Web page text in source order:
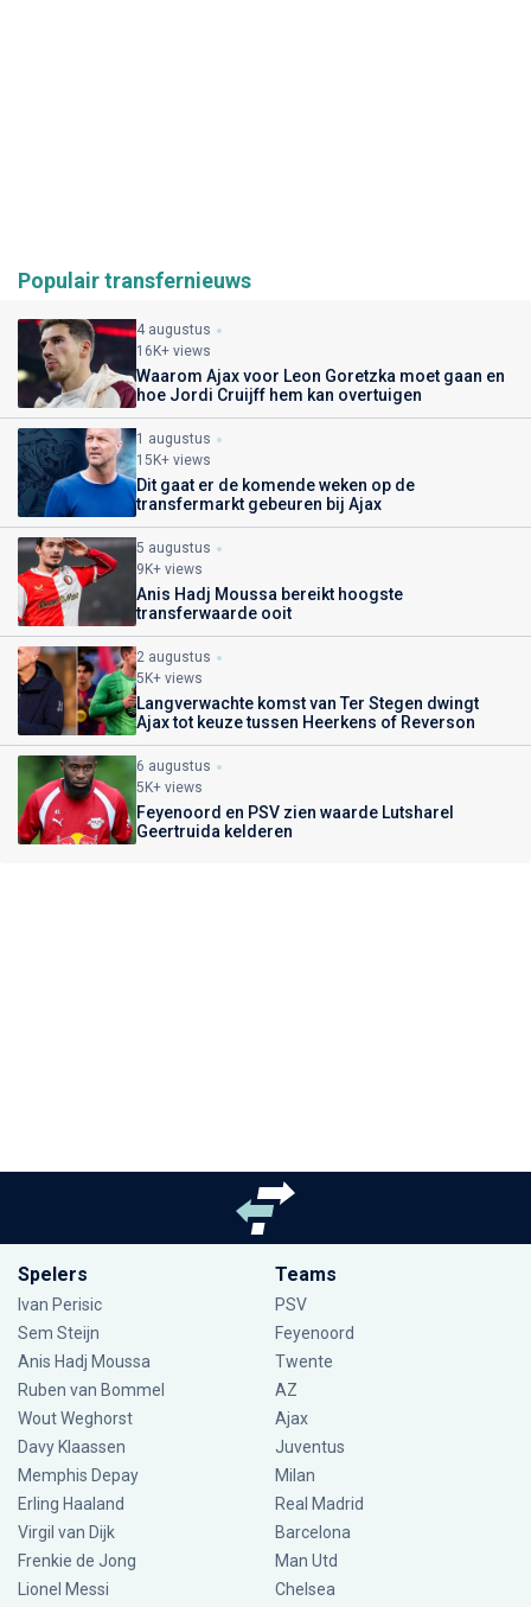
Populair transfernieuws
4 augustus
16K+ views
Waarom Ajax voor Leon Goretzka moet gaan en
hoe Jordi Cruijff hem kan overtuigen
1 augustus
15K+ views
Dit gaat er de komende weken op de
transfermarkt gebeuren bij Ajax
5 augustus
9K+ views
Anis Hadj Moussa bereikt hoogste
transferwaarde ooit
2 augustus
5K+ views
Langverwachte komst van Ter Stegen dwingt
Ajax tot keuze tussen Heerkens of Reverson
6 augustus
5K+ views
Feyenoord en PSV zien waarde Lutsharel
Geertruida kelderen
Spelers
Ivan Perisic
Sem Steijn
Anis Hadj Moussa
Ruben van Bommel
Wout Weghorst
Davy Klaassen
Memphis Depay
Erling Haaland
Virgil van Dijk
Frenkie de Jong
Lionel Messi
Teams
PSV
Feyenoord
Twente
AZ
Ajax
Juventus
Milan
Real Madrid
Barcelona
Man Utd
Chelsea